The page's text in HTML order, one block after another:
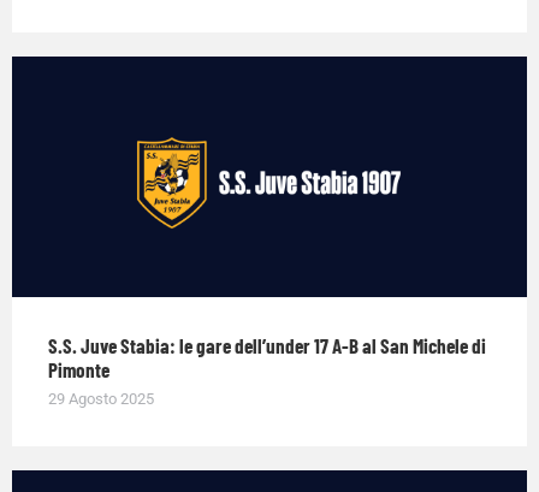
S.S. Juve Stabia: le gare dell’under 17 A-B al San Michele di
Pimonte
29 Agosto 2025